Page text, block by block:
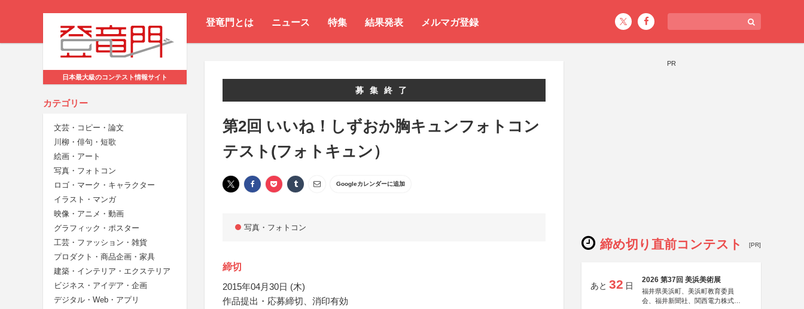
登竜門とは ニュース 特集 結果発表 メルマガ登録
日本最大級のコンテスト情報サイト
カテゴリー
文芸・コピー・論文
川柳・俳句・短歌
絵画・アート
写真・フォトコン
ロゴ・マーク・キャラクター
イラスト・マンガ
映像・アニメ・動画
グラフィック・ポスター
工芸・ファッション・雑貨
プロダクト・商品企画・家具
建築・インテリア・エクステリア
ビジネス・アイデア・企画
デジタル・Web・アプリ
募集終了
第2回 いいね！しずおか胸キュンフォトコン
テスト(フォトキュン）
Googleカレンダーに追加
写真・フォトコン
締切
2015年04月30日 (木)
作品提出・応募締切、消印有効
PR
締め切り直前コンテスト [PR]
あと 32 日
2026 第37回 美浜美術展
福井県美浜町、美浜町教育委員
会、福井新聞社、関西電力株式会